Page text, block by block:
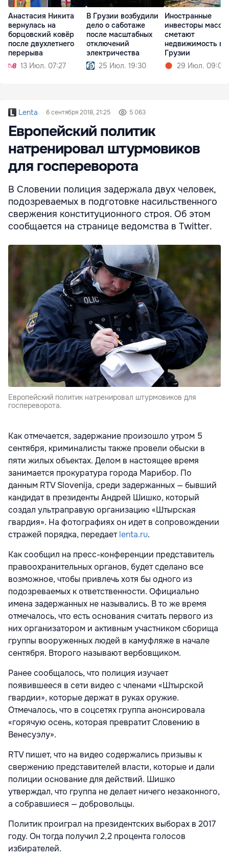
Анастасия Никита
вернулась на
борцовский ковёр
после двухлетнего
перерыва
13 Июл. 07:27
В Грузии возбудили
дело о саботаже
после масштабных
отключений
электричества
25 Июл. 19:30
Иностранные
инвесторы
сметают
недвижимость в
Грузии
29 Июл. 09:05
Lenta 6 сентября 2018, 21:25 5 063
Европейский политик
натренировал штурмовиков
для госпереворота
В Словении полиция задержала двух человек,
подозреваемых в подготовке насильственного
свержения конституционного строя. Об этом
сообщается на странице ведомства в Twitter.
Европейский политик натренировал штурмовиков для
госпереворота.
Как отмечается, задержание произошло утром 5
сентября, криминалисты также провели обыски в
пяти жилых объектах. Делом в настоящее время
занимается прокуратура города Марибор. По
данным RTV Slovenija, среди задержанных — бывший
кандидат в президенты Андрей Шишко, который
создал ультраправую организацию «Штырская
гвардия». На фотографиях он идет в сопровождении
стражей порядка, передаетlenta.ru.
Как сообщил на пресс-конференции представитель
правоохранительных органов, будет сделано все
возможное, чтобы привлечь хотя бы одного из
подозреваемых к ответственности. Официально
имена задержанных не назывались. В то же время
отмечалось, что есть основания считать первого из
них организатором и активным участником сборища
группы вооруженных людей в камуфляже в начале
сентября. Второго называют вербовщиком.
Ранее сообщалось, что полиция изучает
появившееся в сети видео с членами «Штырской
гвардии», которые держат в руках оружие.
Отмечалось, что в соцсетях группа анонсировала
«горячую осень, которая превратит Словению в
Венесуэлу».
RTV пишет, что на видео содержались призывы к
свержению представителей власти, которые и дали
полиции основание для действий. Шишко
утверждал, что группа не делает ничего незаконного,
а собравшиеся — добровольцы.
Политик проиграл на президентских выборах в 2017
году. Он тогда получил 2,2 процента голосов
избирателей.